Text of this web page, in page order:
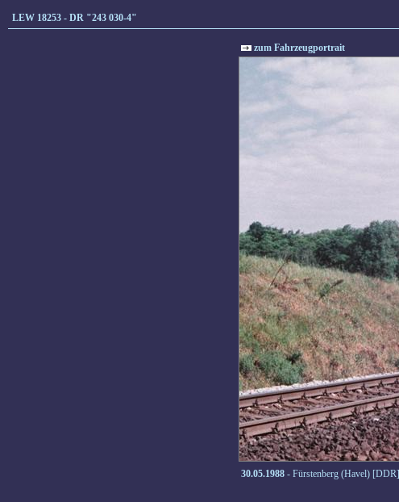
LEW 18253 - DR "243 030-4"
zum Fahrzeugportrait
30.05.1988 - Fürstenberg (Havel) [DDR]